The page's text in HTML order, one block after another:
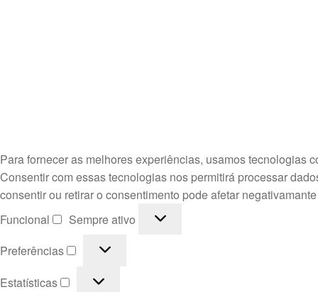
Para fornecer as melhores experiências, usamos tecnologias
Consentir com essas tecnologias nos permitirá processar
consentir ou retirar o consentimento pode afetar
Funcional
Funcional
Sempre ativo
Preferências
Preferências
Estatísticas Estatísticas